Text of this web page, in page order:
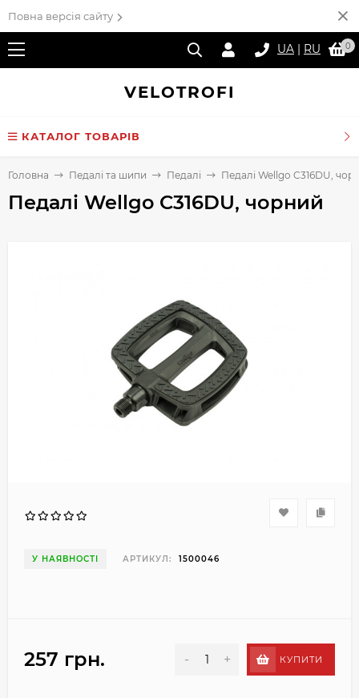
Повна версія сайту
UA | RU 0
VELOTROFI
КАТАЛОГ ТОВАРІВ
Головна Педалі та шипи Педалі Педалі Wellgo C316DU,
Педалі Wellgo C316DU, чорний
У НАЯВНОСТІ АРТИКУЛ: 1500046
257 грн. - + КУПИТИ